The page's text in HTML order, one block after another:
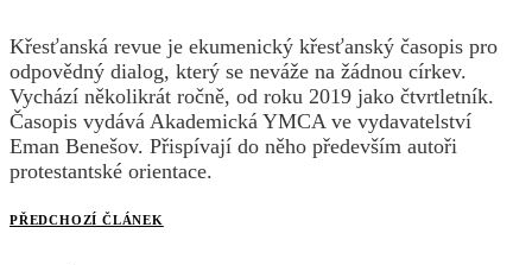
Křesťanská revue je ekumenický křesťanský časopis pro
odpovědný dialog, který se neváže na žádnou církev.
Vychází několikrát ročně, od roku 2019 jako čtvrtletník.
Časopis vydává Akademická YMCA ve vydavatelství
Eman Benešov. Přispívají do něho především autoři
protestantské orientace.
PŘEDCHOZÍ ČLÁNEK